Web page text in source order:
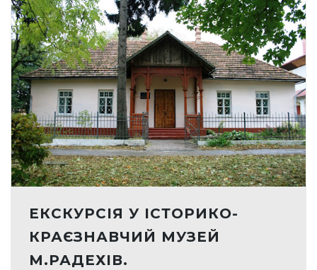
ЕКСКУРСІЯ У ІСТОРИКО-
КРАЄЗНАВЧИЙ МУЗЕЙ
М.РАДЕХІВ.